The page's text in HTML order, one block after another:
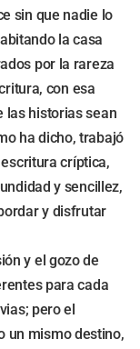
sin que nadie lo
la casa
por la rareza
con esa
las historias sean
ha dicho, trabajó
críptica,
y sencillez,
y disfrutar
y el gozo de
para cada
pero el
un mismo destino,